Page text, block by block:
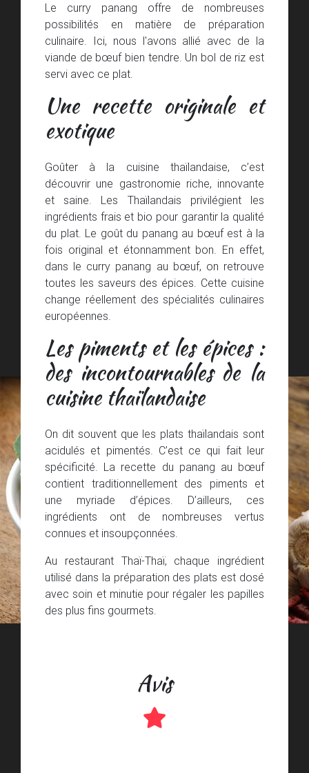
Le curry panang offre de nombreuses
possibilités en matière de préparation
culinaire. Ici, nous l'avons allié avec de la
viande de bœuf bien tendre. Un bol de riz est
servi avec ce plat.
Une recette originale et
exotique
Goûter à la cuisine thaïlandaise, c’est
découvrir une gastronomie riche, innovante
et saine. Les Thaïlandais privilégient les
ingrédients frais et bio pour garantir la qualité
du plat. Le goût du panang au bœuf est à la
fois original et étonnamment bon. En effet,
dans le curry panang au bœuf, on retrouve
toutes les saveurs des épices. Cette cuisine
change réellement des spécialités culinaires
européennes.
Les piments et les épices :
des incontournables de la
cuisine thaïlandaise
On dit souvent que les plats thaïlandais sont
acidulés et pimentés. C’est ce qui fait leur
spécificité. La recette du panang au bœuf
contient traditionnellement des piments et
une myriade d’épices. D’ailleurs, ces
ingrédients ont de nombreuses vertus
connues et insoupçonnées.
Au restaurant Thaï-Thaï, chaque ingrédient
utilisé dans la préparation des plats est dosé
avec soin et minutie pour régaler les papilles
des plus fins gourmets.
Avis